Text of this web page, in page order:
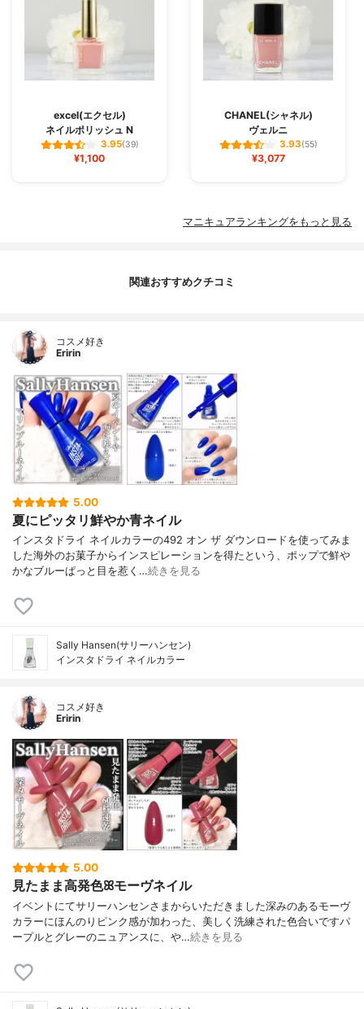
excel(エクセル)
ネイルポリッシュ N
3.95(39)
¥1,100
CHANEL(シャネル)
ヴェルニ
3.93(55)
¥3,077
マニキュアランキングをもっと見る
関連おすすめクチコミ
コスメ好き
Eririn
5.00
夏にピッタリ鮮やか青ネイル
インスタドライ ネイルカラーの492 オン ザ ダウンロードを使ってみま
した海外のお菓子からインスピレーションを得たという、ポップで鮮や
かなブルーぱっと目を惹く…続きを見る
Sally Hansen(サリーハンセン)
インスタドライ ネイルカラー
コスメ好き
Eririn
5.00
見たまま高発色ꕤモーヴネイル
イベントにてサリーハンセンさまからいただきました深みのあるモーヴ
カラーにほんのりピンク感が加わった、美しく洗練された色合いですパ
ープルとグレーのニュアンスに、や…続きを見る